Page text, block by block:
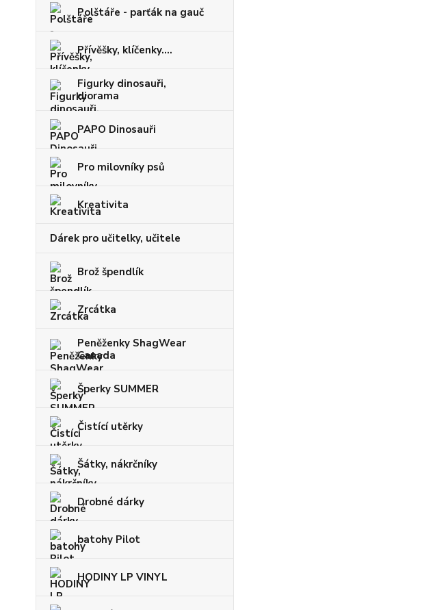
Polštáře - parťák na gauč
Přívěšky, klíčenky....
Figurky dinosauři,
diorama
PAPO Dinosauři
Pro milovníky psů
Kreativita
Dárek pro učitelky, učitele
Brož špendlík
Zrcátka
Peněženky ShagWear
Canada
Šperky SUMMER
Čistící utěrky
Šátky, nákrčníky
Drobné dárky
batohy Pilot
HODINY LP VINYL